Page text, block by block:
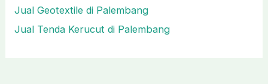
Jual Geotextile di Palembang
Jual Tenda Kerucut di Palembang